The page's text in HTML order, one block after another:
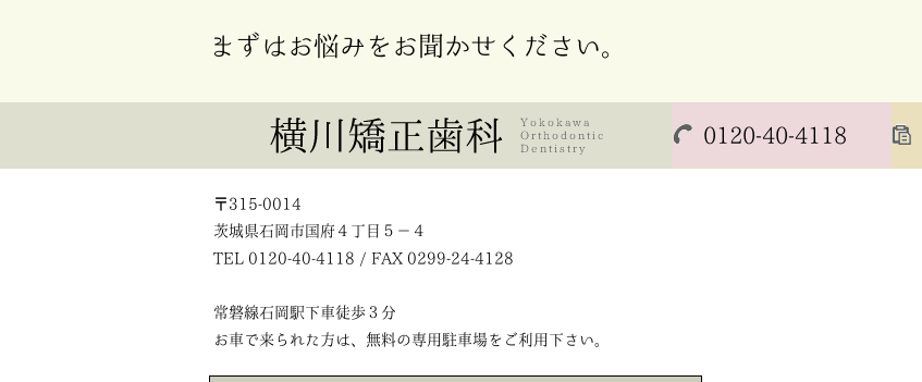
まずはお悩みをお聞かせください。
0120-40-4118
〒315-0014
茨城県石岡市国府４丁目５－４
TEL 0120-40-4118 / FAX 0299-24-4128
常磐線石岡駅下車徒歩３分
お車で来られた方は、無料の専用駐車場をご利用下さい。